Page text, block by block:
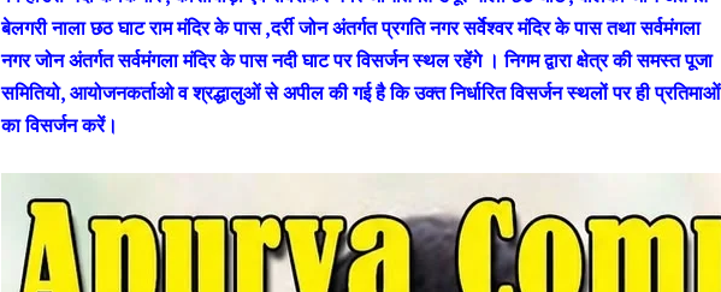
बेलगरी नाला छठ घाट राम मंदिर के पास ,दर्री जोन अंतर्गत प्रगति नगर सर्वेश्वर मंदिर के पास तथा सर्वमंगला
नगर जोन अंतर्गत सर्वमंगला मंदिर के पास नदी घाट पर विसर्जन स्थल रहेंगे । निगम द्वारा क्षेत्र की समस्त पूजा
समितियो, आयोजनकर्ताओ व श्रद्धालुओं से अपील की गई है कि उक्त निर्धारित विसर्जन स्थलों पर ही प्रतिमाओं
का विसर्जन करें।